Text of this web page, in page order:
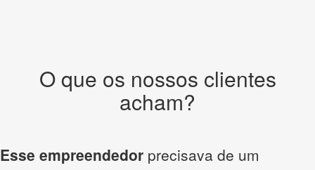
O que os nossos clientes
acham?
Esse empreendedor precisava de um